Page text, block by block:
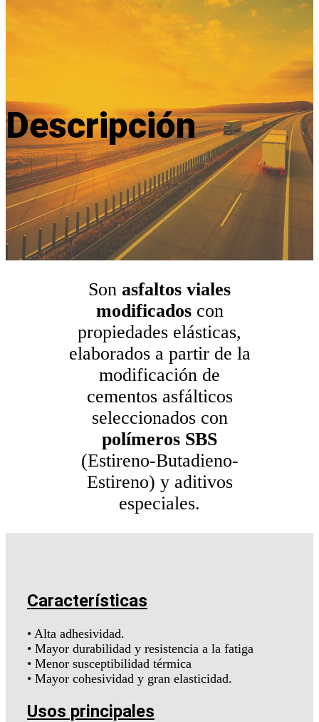
Descripción
Son asfaltos viales
modificadoscon
propiedades elásticas,
elaborados a partir de la
modificación de
cementos asfálticos
seleccionados con
polímeros SBS
(Estireno-Butadieno-
Estireno) y aditivos
especiales.
Características
• Alta adhesividad.
• Mayor durabilidad y resistencia a la fatiga
• Menor susceptibilidad térmica
• Mayor cohesividad y gran elasticidad.
Usos principales